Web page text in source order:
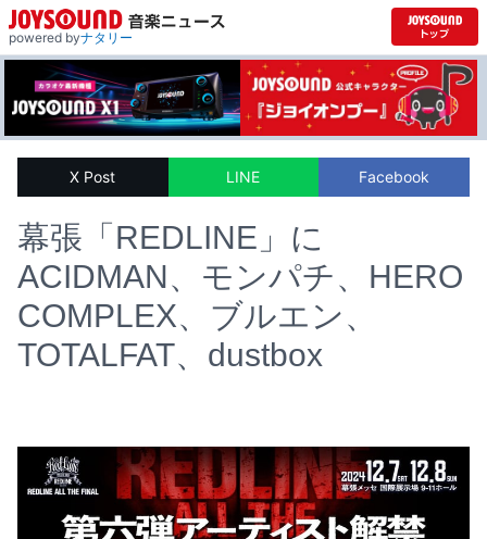
powered byナタリー
X Post LINE Facebook
幕張「REDLINE」に
ACIDMAN、モンパチ、HERO
COMPLEX、ブルエン、
TOTALFAT、dustbox